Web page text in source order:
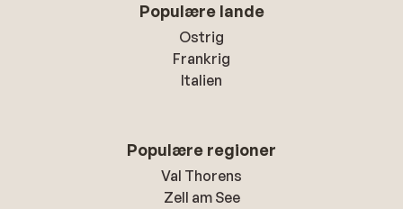
Populære lande
Ostrig
Frankrig
Italien
Populære regioner
Val Thorens
Zell am See